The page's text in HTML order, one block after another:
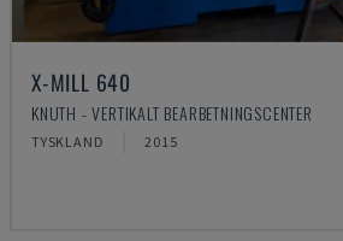
X-MILL 640
KNUTH - VERTIKALT BEARBETNINGSCENTER
TYSKLAND 2015